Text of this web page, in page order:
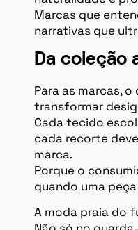
Marcas que
narrativas que
Da coleção
Para as marcas,
transformar
Cada tecido
cada recorte
marca.
Porque o
quando uma
A moda praia do